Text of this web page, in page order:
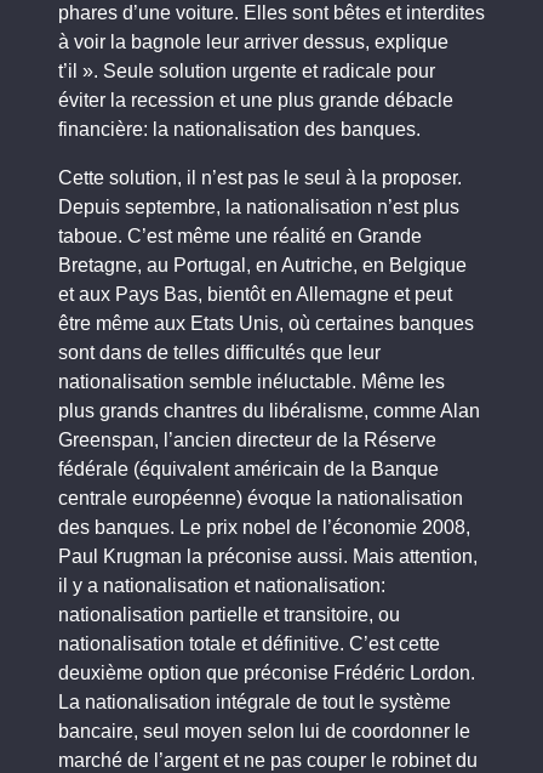
phares d’une voiture. Elles sont bêtes et interdites
à voir la bagnole leur arriver dessus, explique
t’il ». Seule solution urgente et radicale pour
éviter la recession et une plus grande débacle
financière: la nationalisation des banques.
Cette solution, il n’est pas le seul à la proposer.
Depuis septembre, la nationalisation n’est plus
taboue. C’est même une réalité en Grande
Bretagne, au Portugal, en Autriche, en Belgique
et aux Pays Bas, bientôt en Allemagne et peut
être même aux Etats Unis, où certaines banques
sont dans de telles difficultés que leur
nationalisation semble inéluctable. Même les
plus grands chantres du libéralisme, comme Alan
Greenspan, l’ancien directeur de la Réserve
fédérale (équivalent américain de la Banque
centrale européenne) évoque la nationalisation
des banques. Le prix nobel de l’économie 2008,
Paul Krugman la préconise aussi. Mais attention,
il y a nationalisation et nationalisation:
nationalisation partielle et transitoire, ou
nationalisation totale et définitive. C’est cette
deuxième option que préconise Frédéric Lordon.
La nationalisation intégrale de tout le système
bancaire, seul moyen selon lui de coordonner le
marché de l’argent et ne pas couper le robinet du